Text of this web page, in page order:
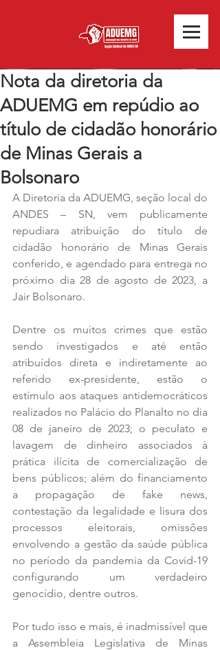
Nota da diretoria da
ADUEMG em repúdio ao
título de cidadão honorário
de Minas Gerais a
Bolsonaro
A Diretoria da ADUEMG, seção local do
ANDES – SN, vem publicamente
repudiara atribuição do título de
cidadão honorário de Minas Gerais
conferido, e agendado para entrega no
próximo dia 28 de agosto de 2023, a
Jair Bolsonaro.
Dentre os muitos crimes que estão
sendo investigados e até então
atribuídos direta e indiretamente ao
referido ex-presidente, estão o
estímulo aos ataques antidemocráticos
realizados no Palácio do Planalto no dia
08 de janeiro de 2023; o peculato e
lavagem de dinheiro associados à
prática ilícita de comercialização de
bens públicos; além do financiamento
a propagação de fake news,
contestação da legalidade e lisura dos
processos eleitorais, omissões
envolvendo a gestão da saúde pública
no período da pandemia da Covid-19
configurando um verdadeiro
genocídio, dentre outros.
Por tudo isso e mais, é inadmissível que
a Assembleia Legislativa de Minas